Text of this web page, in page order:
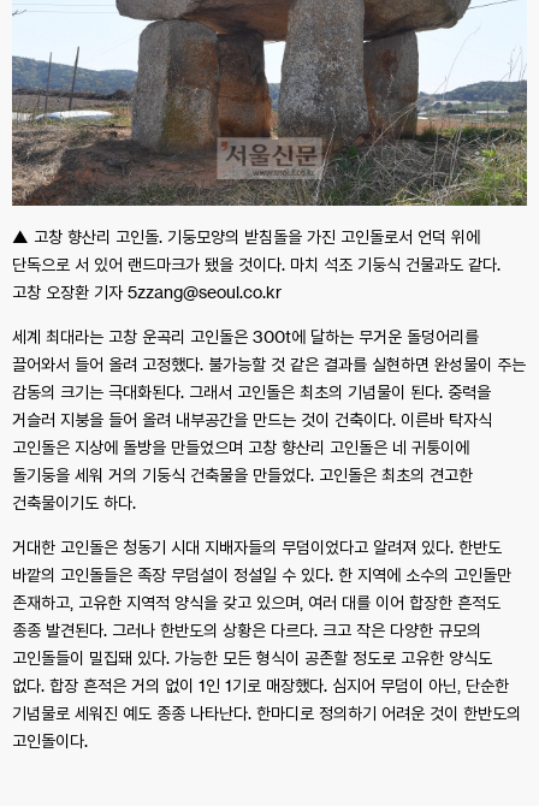
▲ 고창 향산리 고인돌. 기둥모양의 받침돌을 가진 고인돌로서 언덕 위에
단독으로 서 있어 랜드마크가 됐을 것이다. 마치 석조 기둥식 건물과도 같다.
고창 오장환 기자 5zzang@seoul.co.kr
세계 최대라는 고창 운곡리 고인돌은 300t에 달하는 무거운 돌덩어리를
끌어와서 들어 올려 고정했다. 불가능할 것 같은 결과를 실현하면 완성물이 주는
감동의 크기는 극대화된다. 그래서 고인돌은 최초의 기념물이 된다. 중력을
거슬러 지붕을 들어 올려 내부공간을 만드는 것이 건축이다. 이른바 탁자식
고인돌은 지상에 돌방을 만들었으며 고창 향산리 고인돌은 네 귀퉁이에
돌기둥을 세워 거의 기둥식 건축물을 만들었다. 고인돌은 최초의 견고한
건축물이기도 하다.
거대한 고인돌은 청동기 시대 지배자들의 무덤이었다고 알려져 있다. 한반도
바깥의 고인돌들은 족장 무덤설이 정설일 수 있다. 한 지역에 소수의 고인돌만
존재하고, 고유한 지역적 양식을 갖고 있으며, 여러 대를 이어 합장한 흔적도
종종 발견된다. 그러나 한반도의 상황은 다르다. 크고 작은 다양한 규모의
고인돌들이 밀집돼 있다. 가능한 모든 형식이 공존할 정도로 고유한 양식도
없다. 합장 흔적은 거의 없이 1인 1기로 매장했다. 심지어 무덤이 아닌, 단순한
기념물로 세워진 예도 종종 나타난다. 한마디로 정의하기 어려운 것이 한반도의
고인돌이다.